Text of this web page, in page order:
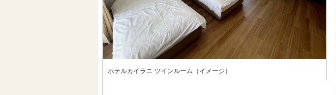
ホテルカイラニ ツインルーム（イメージ）